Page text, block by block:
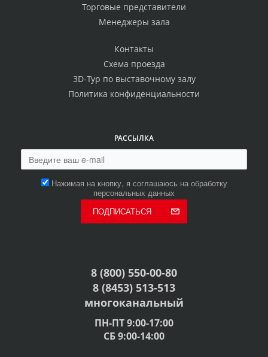
Торговые представители
Менеджеры зала
Контакты
Схема проезда
3D-Тур по выставочному залу
Политика конфиденциальности
РАССЫЛКА
Нажимая на кнопку, я соглашаюсь на обработку
персональных данных
ПОДПИСАТЬСЯ
8 (800) 550-00-80
8 (8453) 513-513
многоканальный
ПН-ПТ 9:00-17:00
СБ 9:00-14:00